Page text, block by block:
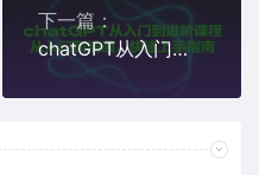
下一篇：
chatGPT从入门到进阶课程，从入门到精通，快速上手指南